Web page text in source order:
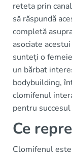
reteta prin
să răspundă
completă
asociate
sunteți o
un bărbat
bodybuilding,
clomifenul
pentru
Ce
Clomifenul